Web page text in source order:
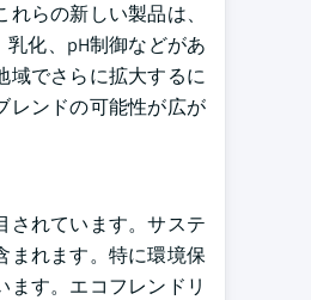
らの新しい製品は、
化、pH制御などがあ
域でさらに拡大するに
レンドの可能性が広が
されています。サステ
まれます。特に環境保
す。エコフレンドリ